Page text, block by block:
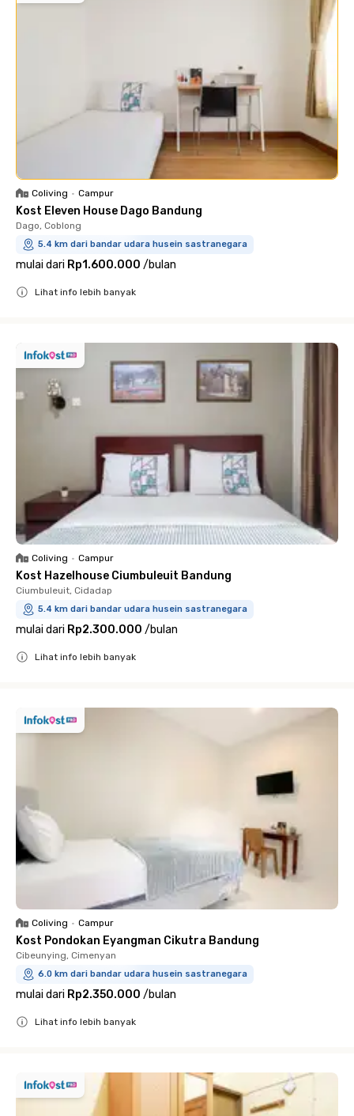
Coliving • Campur
Kost Eleven House Dago Bandung
Dago, Coblong
5.4 km dari bandar udara husein sastranegara
mulai dari Rp1.600.000 /bulan
Lihat info lebih banyak
Coliving • Campur
Kost Hazelhouse Ciumbuleuit Bandung
Ciumbuleuit, Cidadap
5.4 km dari bandar udara husein sastranegara
mulai dari Rp2.300.000 /bulan
Lihat info lebih banyak
Coliving • Campur
Kost Pondokan Eyangman Cikutra Bandung
Cibeunying, Cimenyan
6.0 km dari bandar udara husein sastranegara
mulai dari Rp2.350.000 /bulan
Lihat info lebih banyak